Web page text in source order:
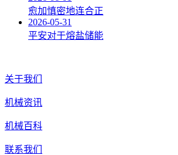
愈加慎密地连合正
2026-05-31
平安对于熔盐储能
关于我们
机械资讯
机械百科
联系我们